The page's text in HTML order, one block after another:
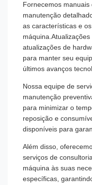
Fornecemos
manutenção
as características e
atualizações de
para manter seu
últimos avanços
Nossa equipe de
manutenção
para minimizar o
reposição e
disponíveis para
Além disso,
serviços de
máquina às suas
específicas,